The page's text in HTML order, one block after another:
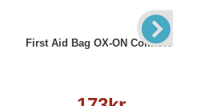
First Aid Bag OX-ON Comfort